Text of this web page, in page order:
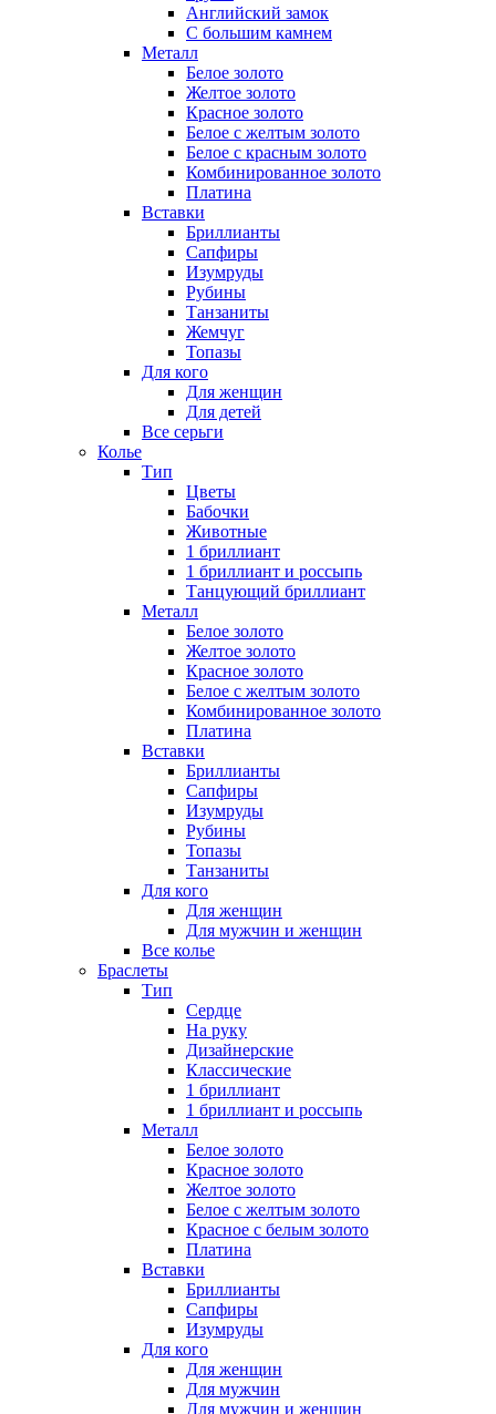
Английский замок
С большим камнем
Металл
Белое золото
Желтое золото
Красное золото
Белое с желтым золото
Белое с красным золото
Комбинированное золото
Платина
Вставки
Бриллианты
Сапфиры
Изумруды
Рубины
Танзаниты
Жемчуг
Топазы
Для кого
Для женщин
Для детей
Все серьги
Колье
Тип
Цветы
Бабочки
Животные
1 бриллиант
1 бриллиант и россыпь
Танцующий бриллиант
Металл
Белое золото
Желтое золото
Красное золото
Белое с желтым золото
Комбинированное золото
Платина
Вставки
Бриллианты
Сапфиры
Изумруды
Рубины
Топазы
Танзаниты
Для кого
Для женщин
Для мужчин и женщин
Все колье
Браслеты
Тип
Сердце
На руку
Дизайнерские
Классические
1 бриллиант
1 бриллиант и россыпь
Металл
Белое золото
Красное золото
Желтое золото
Белое с желтым золото
Красное с белым золото
Платина
Вставки
Бриллианты
Сапфиры
Изумруды
Для кого
Для женщин
Для мужчин
Для мужчин и женщин